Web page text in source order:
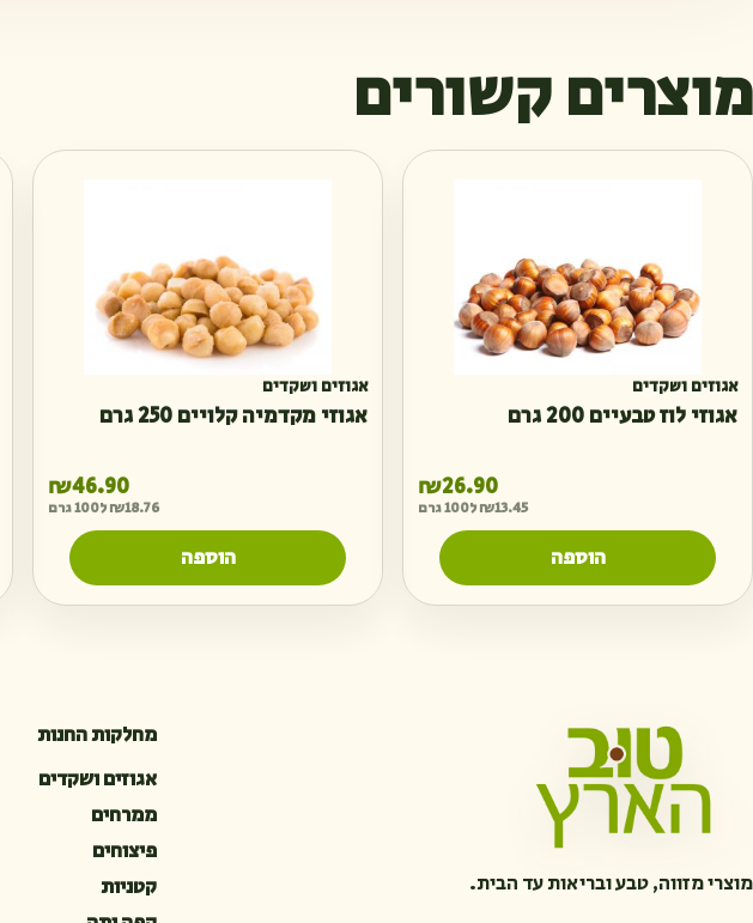
מוצרים קשורים
אגוזים ושקדים
אגוזי לוז טבעיים 200 גרם
₪26.90
₪13.45 ל100 גרם
הוספה
אגוזים ושקדים
אגוזי מקדמיה קלויים 250 גרם
₪46.90
₪18.76 ל100 גרם
הוספה
מוצרי מזווה, טבע ובריאות עד הבית.
מחלקות החנות
אגוזים ושקדים
ממרחים
פיצוחים
קטניות